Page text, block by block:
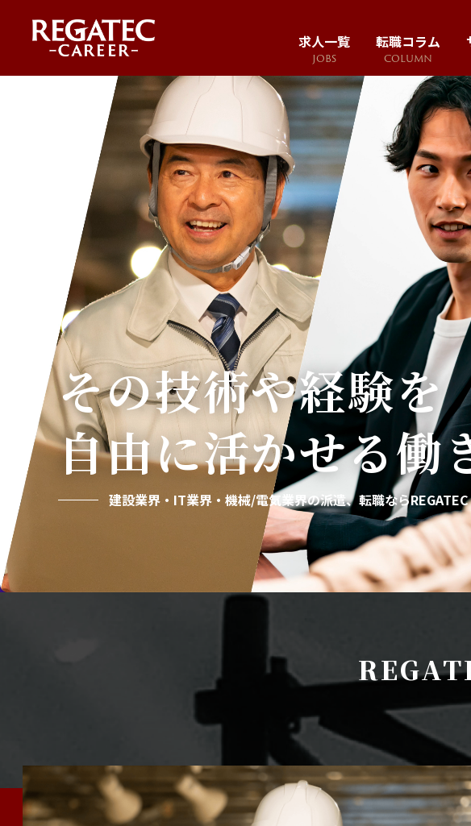
求人一覧
JOBS
転職コラム
COLUMN
その技術や経験を
自由に活かせる働
建設業界・IT業界・機械/電気業界の派遣、転職ならREGATEC